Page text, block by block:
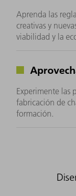
Aprenda las
creativas y
viabilidad y la
Experimente las
fabricación de
formación.